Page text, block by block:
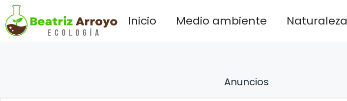
Saltar
al
contenido
Inicio Medio ambiente Naturaleza
Anuncios